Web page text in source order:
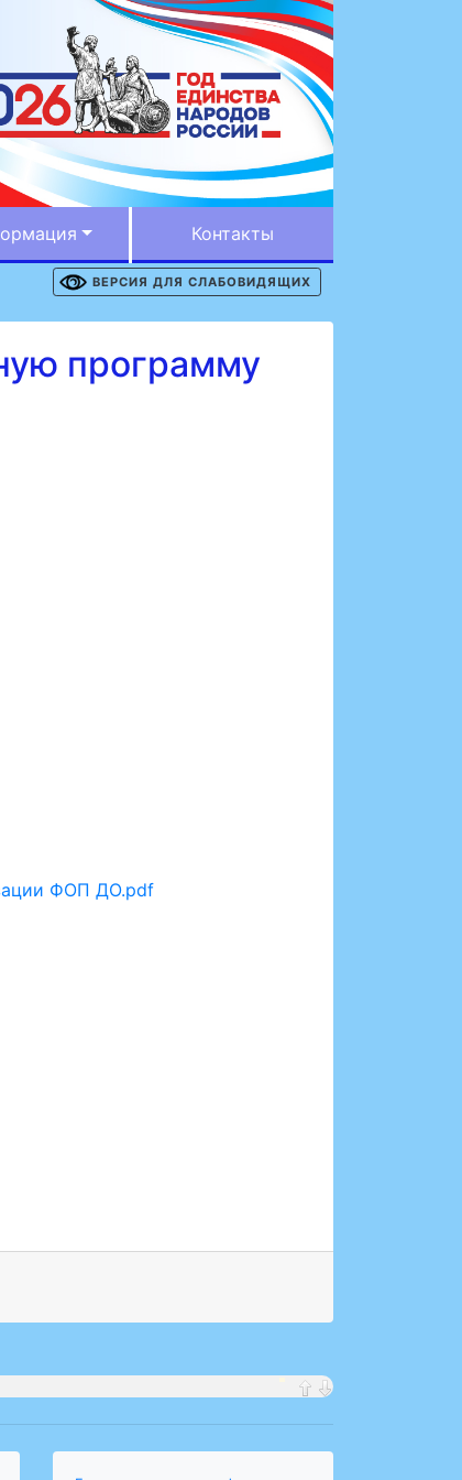
Контакты
ВЕРСИЯ ДЛЯ СЛАБОВИДЯЩИХ
программу
ФОП ДО.pdf